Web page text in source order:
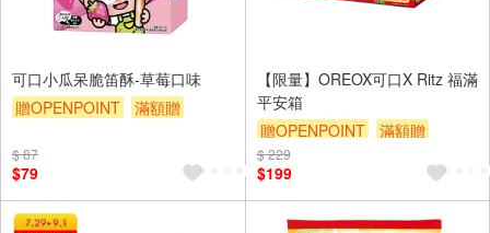
可口小瓜呆脆笛酥-草莓口味
贈OPENPOINT
滿額贈
$ 87
$79
【限量】OREOX可口X Ritz 福滿
平安箱
贈OPENPOINT
滿額贈
滿額9折
$ 229
$199